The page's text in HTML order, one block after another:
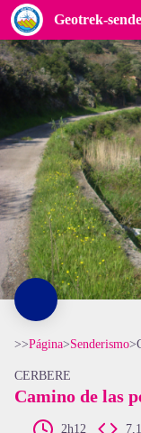
Geotrek-
Camino de las perdices
>>Página>Senderismo>
CERBERE
Camino de las
2h12